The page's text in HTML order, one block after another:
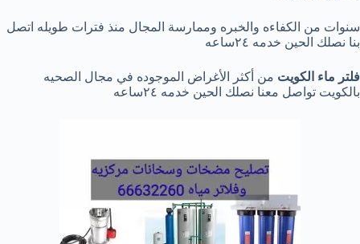
سنوات من الكفاءه والخبره وممارسة المجال منذ فترات طويله اتصل
بنا نصلك الحين خدمه ٢٤ساعه
فلتر ماء الكويت من أكثر الأغراض الموجوده في مجال الصحيه
بالكويت تواصل معنا نصلك الحين خدمه ٢٤ساعه